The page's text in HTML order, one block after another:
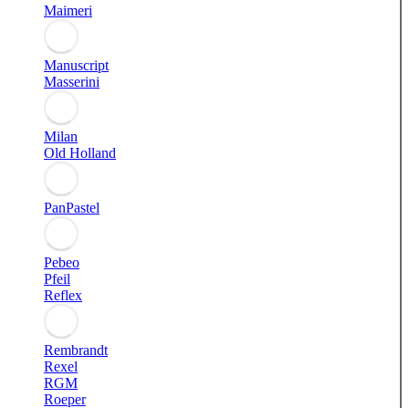
Maimeri
Manuscript
Masserini
Milan
Old Holland
PanPastel
Pebeo
Pfeil
Reflex
Rembrandt
Rexel
RGM
Roeper